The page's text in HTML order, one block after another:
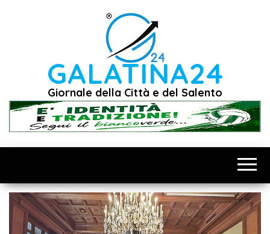
GALATINA24
Giornale della Città e del Salento